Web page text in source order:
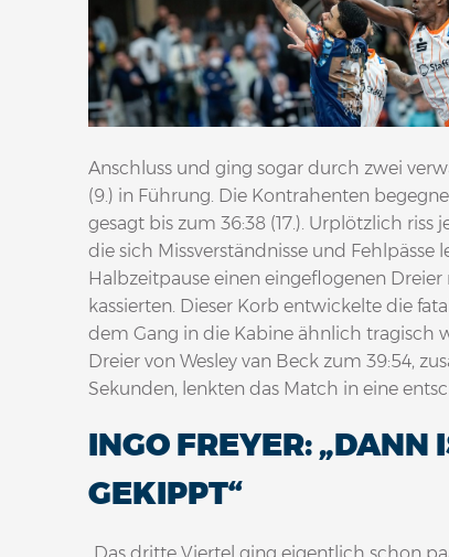
Anschluss und ging sogar durch zwei
(9.) in Führung. Die Kontrahenten
gesagt bis zum 36:38 (17.). Urplötzlich
die sich Missverständnisse und
Halbzeitpause einen eingeflogenen
kassierten. Dieser Korb entwickelte die
dem Gang in die Kabine ähnlich tragisch
Dreier von Wesley van Beck zum 39:54,
Sekunden, lenkten das Match in eine
INGO FREYER: „DANN
GEKIPPT“